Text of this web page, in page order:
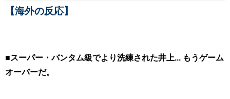
【海外の反応】
■スーパー・バンタム級でより洗練された井上... もうゲーム
オーバーだ。